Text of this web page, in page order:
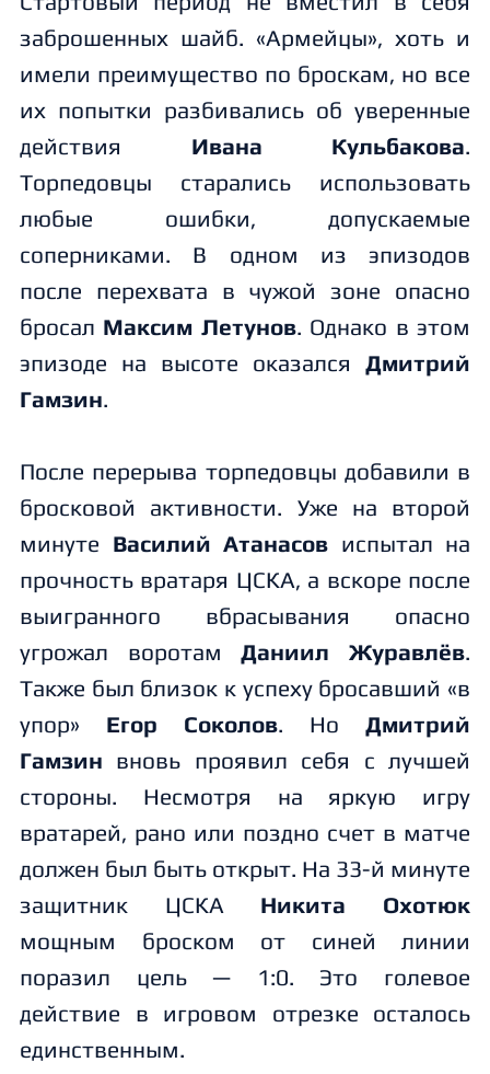
заброшенных шайб. «Армейцы», хоть и
имели преимущество по броскам, но все
их попытки разбивались об уверенные
действия Ивана Кульбакова.
Торпедовцы старались использовать
любые ошибки, допускаемые
соперниками. В одном из эпизодов
после перехвата в чужой зоне опасно
бросал Максим Летунов. Однако в этом
эпизоде на высоте оказался Дмитрий
Гамзин.
После перерыва торпедовцы добавили в
бросковой активности. Уже на второй
минуте Василий Атанасов испытал на
прочность вратаря ЦСКА, а вскоре после
выигранного вбрасывания опасно
угрожал воротамДаниил Журавлёв.
Также был близок к успеху бросавший «в
упор» Егор Соколов. Но Дмитрий
Гамзин вновь проявил себя с лучшей
стороны. Несмотря на яркую игру
вратарей, рано или поздно счет в матче
должен был быть открыт. На 33-й минуте
защитник ЦСКА Никита Охотюк
мощным броском от синей линии
поразил цель — 1:0. Это голевое
действие в игровом отрезке осталось
единственным.